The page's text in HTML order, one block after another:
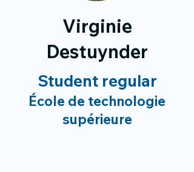
Virginie
Destuynder
Student regular
École de technologie
supérieure